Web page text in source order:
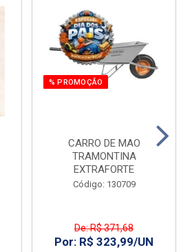
% PROMOÇÃO
CARRO DE MAO
TRAMONTINA
EXTRAFORTE
Código: 130709
De: R$ 371,68
Por: R$ 323,99/UN